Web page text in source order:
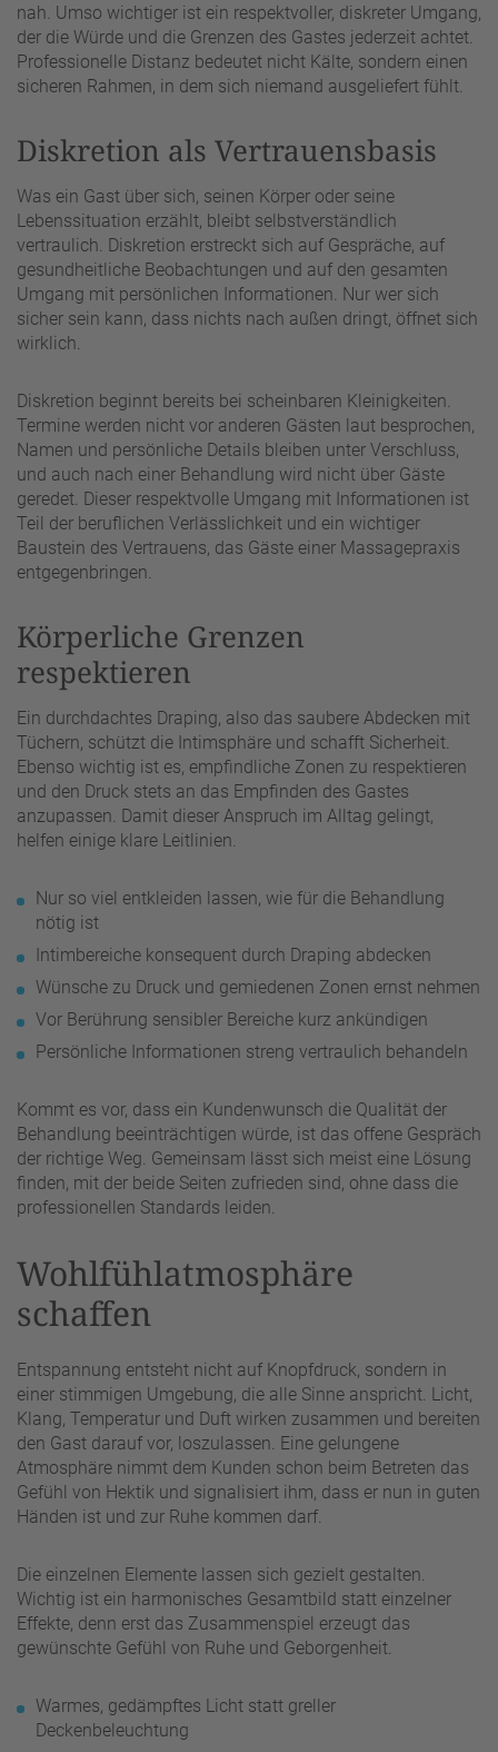
nah. Umso wichtiger ist ein respektvoller, diskreter Umgang,
der die Würde und die Grenzen des Gastes jederzeit achtet.
Professionelle Distanz bedeutet nicht Kälte, sondern einen
sicheren Rahmen, in dem sich niemand ausgeliefert fühlt.
Diskretion als Vertrauensbasis
Was ein Gast über sich, seinen Körper oder seine
Lebenssituation erzählt, bleibt selbstverständlich
vertraulich. Diskretion erstreckt sich auf Gespräche, auf
gesundheitliche Beobachtungen und auf den gesamten
Umgang mit persönlichen Informationen. Nur wer sich
sicher sein kann, dass nichts nach außen dringt, öffnet sich
wirklich.
Diskretion beginnt bereits bei scheinbaren Kleinigkeiten.
Termine werden nicht vor anderen Gästen laut besprochen,
Namen und persönliche Details bleiben unter Verschluss,
und auch nach einer Behandlung wird nicht über Gäste
geredet. Dieser respektvolle Umgang mit Informationen ist
Teil der beruflichen Verlässlichkeit und ein wichtiger
Baustein des Vertrauens, das Gäste einer Massagepraxis
entgegenbringen.
Körperliche Grenzen
respektieren
Ein durchdachtes Draping, also das saubere Abdecken mit
Tüchern, schützt die Intimsphäre und schafft Sicherheit.
Ebenso wichtig ist es, empfindliche Zonen zu respektieren
und den Druck stets an das Empfinden des Gastes
anzupassen. Damit dieser Anspruch im Alltag gelingt,
helfen einige klare Leitlinien.
Nur so viel entkleiden lassen, wie für die Behandlung
nötig ist
Intimbereiche konsequent durch Draping abdecken
Wünsche zu Druck und gemiedenen Zonen ernst nehmen
Vor Berührung sensibler Bereiche kurz ankündigen
Persönliche Informationen streng vertraulich behandeln
Kommt es vor, dass ein Kundenwunsch die Qualität der
Behandlung beeinträchtigen würde, ist das offene Gespräch
der richtige Weg. Gemeinsam lässt sich meist eine Lösung
finden, mit der beide Seiten zufrieden sind, ohne dass die
professionellen Standards leiden.
Wohlfühlatmosphäre
schaffen
Entspannung entsteht nicht auf Knopfdruck, sondern in
einer stimmigen Umgebung, die alle Sinne anspricht. Licht,
Klang, Temperatur und Duft wirken zusammen und bereiten
den Gast darauf vor, loszulassen. Eine gelungene
Atmosphäre nimmt dem Kunden schon beim Betreten das
Gefühl von Hektik und signalisiert ihm, dass er nun in guten
Händen ist und zur Ruhe kommen darf.
Die einzelnen Elemente lassen sich gezielt gestalten.
Wichtig ist ein harmonisches Gesamtbild statt einzelner
Effekte, denn erst das Zusammenspiel erzeugt das
gewünschte Gefühl von Ruhe und Geborgenheit.
Warmes, gedämpftes Licht statt greller
Deckenbeleuchtung